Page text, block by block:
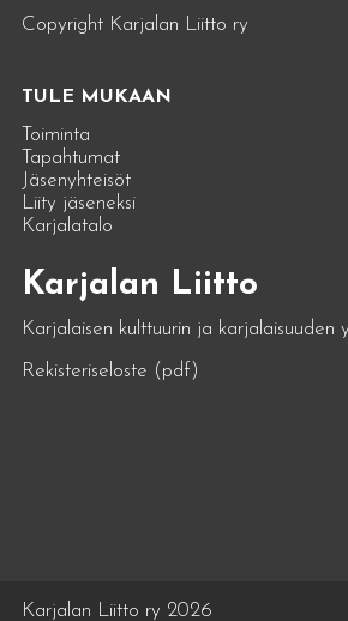
Copyright Karjalan Liitto ry
TULE MUKAAN
Toiminta
Tapahtumat
Jäsenyhteisöt
Liity jäseneksi
Karjalatalo
Karjalan Liitto
Karjalaisen kulttuurin ja karjalaisuuden
Rekisteriseloste (pdf)
Karjalan Liitto ry 2026